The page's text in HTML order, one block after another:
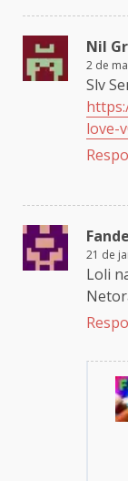
Nil
2 de
Slv
love-
21 de
Loli